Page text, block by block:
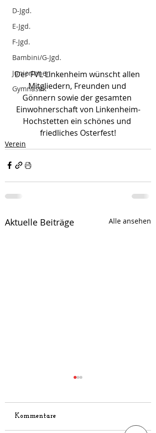
D-Jgd.
E-Jgd.
F-Jgd.
Bambini/G-Jgd.
Juniorinnen
Gymnastik
Der FVL Linkenheim wünscht allen
Mitgliedern, Freunden und
Gönnern sowie der gesamten
Einwohnerschaft von Linkenheim-
Hochstetten ein schönes und
friedliches Osterfest!
Verein
Aktuelle Beiträge Alle ansehen
Kommentare